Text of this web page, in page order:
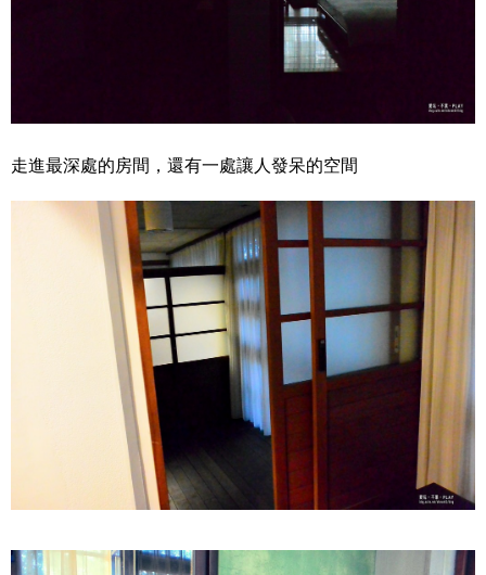
走進最深處的房間，還有一處讓人發呆的空間